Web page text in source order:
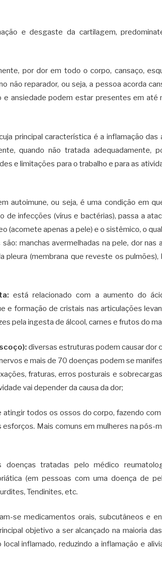
e desgaste da cartilagem,
por dor em todo o corpo, cansaço,
não reparador, ou seja, a pessoa acorda
e ansiedade podem estar presentes em até
principal característica é a inflamação das
quando não tratada adequadamente,
e limitações para o trabalho e para as
autoimune, ou seja, é uma condição em
infecções (vírus e bactérias), passa a
(acomete apenas a pele) e o sistêmico, o
manchas avermelhadas na pele, dor nas
pleura (membrana que reveste os pulmões),
está relacionado com a aumento do
e formação de cristais nas articulações
pela ingesta de álcool, carnes e frutos do
diversas estruturas podem causar dor
e mais de 70 doenças podem se
fraturas, erros posturais e
vai depender da causa da dor;
atingir todos os ossos do corpo, fazendo
Mais comuns em mulheres na pós-
doenças tratadas pelo médico
(em pessoas com uma doença de
Tendinites, etc.
se medicamentos orais, subcutâneos e
objetivo a ser alcançado na maioria
inflamado, reduzindo a inflamação e